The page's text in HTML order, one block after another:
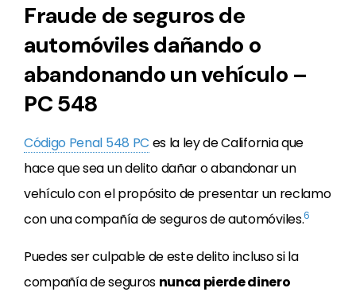
Fraude de seguros de
automóviles dañando o
abandonando un vehículo –
PC 548
Código Penal 548 PC es la ley de California que
hace que sea un delito dañar o abandonar un
vehículo con el propósito de presentar un reclamo
con una compañía de seguros de automóviles.6
Puedes ser culpable de este delito incluso si la
compañía de seguros nunca pierde dinero